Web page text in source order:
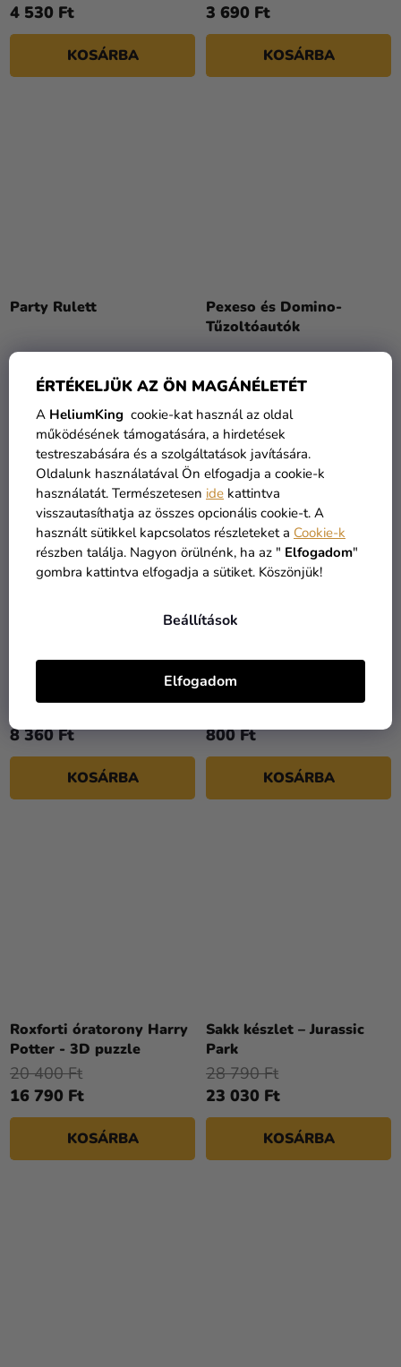
ÉRTÉKELJÜK AZ ÖN MAGÁNÉLETÉT
A HeliumKing cookie-kat használ az oldal
működésének támogatására, a hirdetések
testreszabására és a szolgáltatások javítására.
Oldalunk használatával Ön elfogadja a cookie-k
használatát. Természetesen ide kattintva
visszautasíthatja az összes opcionális cookie-t. A
használt sütikkel kapcsolatos részleteket a Cookie-k
részben találja. Nagyon örülnénk, ha az " Elfogadom"
gombra kattintva elfogadja a sütiket. Köszönjük!
Beállítások
Elfogadom
4 530 Ft
KOSÁRBA
3 690 Ft
KOSÁRBA
Party Rulett
3 610 Ft
KOSÁRBA
Pexeso és Domino-
Tűzoltóautók
6 220 Ft
KOSÁRBA
TOP
Puzzle - Dementorok
8 360 Ft
KOSÁRBA
800 Ft
KOSÁRBA
Roxforti óratorony Harry
Potter - 3D puzzle
16 790 Ft
20 400 Ft
KOSÁRBA
Sakk készlet – Jurassic
Park
23 030 Ft
28 790 Ft
KOSÁRBA